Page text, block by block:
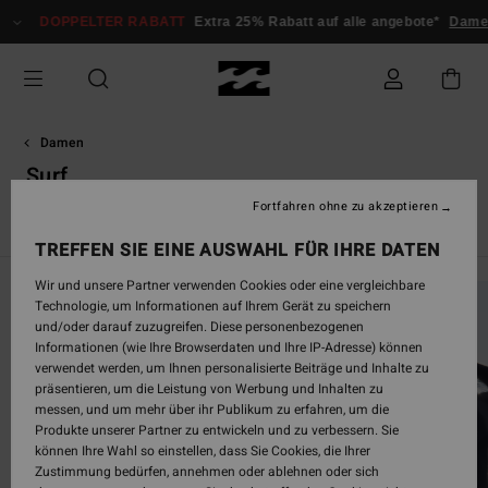
zur
Auswahl
springen
RABATT Extra 25% Rabatt auf alle angebote* Damen
Damen
Surf
TREFFEN SIE EINE AUSWAHL FÜR IHRE DATEN
Wir und unsere Partner verwenden Cookies oder eine vergleichbare
Technologie, um Informationen auf Ihrem Gerät zu speichern
und/oder darauf zuzugreifen. Diese personenbezogenen
Informationen (wie Ihre Browserdaten und Ihre IP-Adresse) können
verwendet werden, um Ihnen personalisierte Beiträge und Inhalte zu
präsentieren, um die Leistung von Werbung und Inhalten zu
messen, und um mehr über ihr Publikum zu erfahren, um die
Produkte unserer Partner zu entwickeln und zu verbessern. Sie
können Ihre Wahl so einstellen, dass Sie Cookies, die Ihrer
Zustimmung bedürfen, annehmen oder ablehnen oder sich
Fortfahren ohne zu akzeptieren